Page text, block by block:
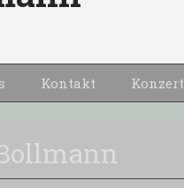
Kontakt